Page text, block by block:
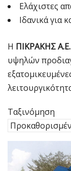
Ελάχιστες
Ιδανικά για
Η ΠΙΚΡΑΚΗΣ Α.Ε.
υψηλών
Ταξινόμηση